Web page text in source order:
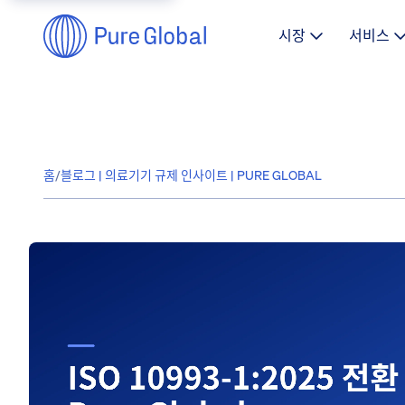
시장 서비스
홈/블로그 | 의료기기 규제 인사이트 | PURE GLOBAL